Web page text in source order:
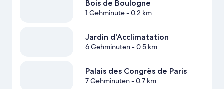
Bois de Boulogne
1 Gehminute- 0.2 km
Jardin d'Acclimatation
6 Gehminuten- 0.5 km
Palais des Congrès de Paris
7 Gehminuten- 0.7 km